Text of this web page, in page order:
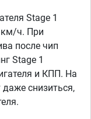
Stage 1
км/ч. При
после чип
Stage 1
и КПП. На
снизиться,